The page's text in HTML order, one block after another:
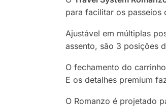
para facilitar os passeios
Ajustável em múltiplas
assento, são 3 posições
O fechamento do
E os detalhes premium
O Romanzo é projetado